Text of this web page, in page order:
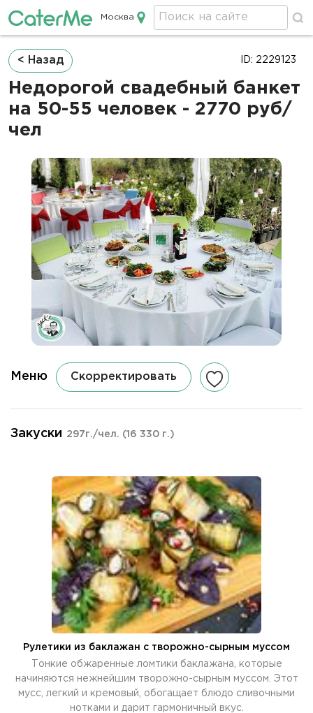
Кейтеринг в Москве
Москва
Строка
навигации
< Назад
Недорогой свадебный банкет
на 50-55 человек - 2770 руб/
чел
ID: 2229123
Меню Скорректировать
Закуски 297г./чел. (16 330 г.)
Рулетики из баклажан с творожно-сырным муссом
Тонкие обжаренные ломтики баклажана, которые
начиняются нежнейшим творожно-сырным муссом. Этот
мусс, легкий и кремовый, обогащает блюдо сливочными
нотками и дарит гармоничный вкус.